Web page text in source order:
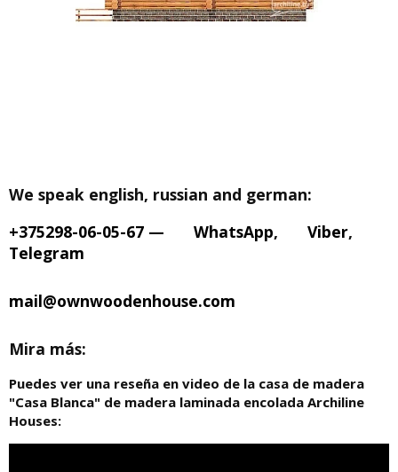
We speak english, russian and german:
+375298-06-05-67 — WhatsApp, Viber,
Telegram
mail@ownwoodenhouse.com
Mira más:
Puedes ver una reseña en video de la casa de madera
"Casa Blanca" de madera laminada encolada Archiline
Houses: